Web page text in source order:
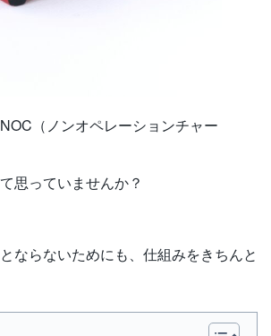
（ノンオペレーションチャー
思っていませんか？
ならないためにも、仕組みをきちんと